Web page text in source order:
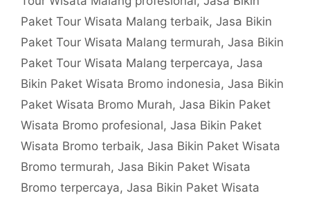
Paket Tour Wisata Malang terbaik, Jasa Bikin
Paket Tour Wisata Malang termurah, Jasa Bikin
Paket Tour Wisata Malang terpercaya, Jasa
Bikin Paket Wisata Bromo indonesia, Jasa Bikin
Paket Wisata Bromo Murah, Jasa Bikin Paket
Wisata Bromo profesional, Jasa Bikin Paket
Wisata Bromo terbaik, Jasa Bikin Paket Wisata
Bromo termurah, Jasa Bikin Paket Wisata
Bromo terpercaya, Jasa Bikin Paket Wisata